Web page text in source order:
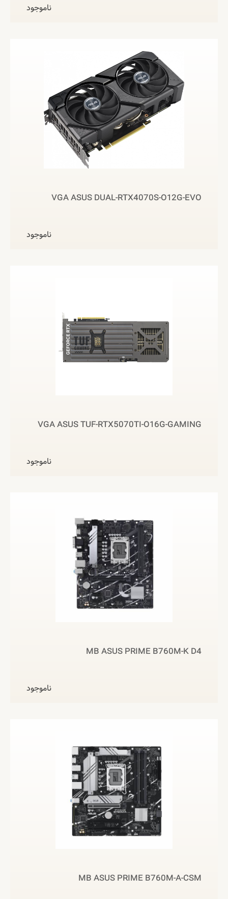
ناموجود
VGA ASUS DUAL-RTX4070S-O12G-EVO
ناموجود
VGA ASUS TUF-RTX5070TI-O16G-GAMING
ناموجود
MB ASUS PRIME B760M-K D4
ناموجود
MB ASUS PRIME B760M-A-CSM